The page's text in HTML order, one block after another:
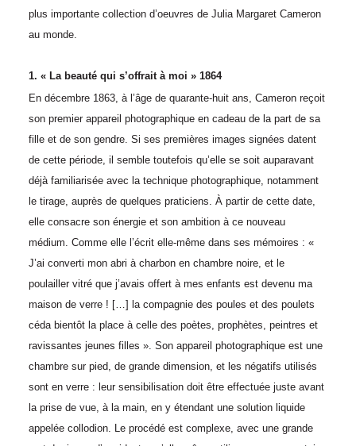
plus importante collection d’oeuvres de Julia Margaret Cameron
au monde.
1. « La beauté qui s’offrait à moi » 1864
En décembre 1863, à l’âge de quarante-huit ans, Cameron reçoit
son premier appareil photographique en cadeau de la part de sa
fille et de son gendre. Si ses premières images signées datent
de cette période, il semble toutefois qu’elle se soit auparavant
déjà familiarisée avec la technique photographique, notamment
le tirage, auprès de quelques praticiens. À partir de cette date,
elle consacre son énergie et son ambition à ce nouveau
médium. Comme elle l’écrit elle-même dans ses mémoires : «
J’ai converti mon abri à charbon en chambre noire, et le
poulailler vitré que j’avais offert à mes enfants est devenu ma
maison de verre ! […] la compagnie des poules et des poulets
céda bientôt la place à celle des poètes, prophètes, peintres et
ravissantes jeunes filles ». Son appareil photographique est une
chambre sur pied, de grande dimension, et les négatifs utilisés
sont en verre : leur sensibilisation doit être effectuée juste avant
la prise de vue, à la main, en y étendant une solution liquide
appelée collodion. Le procédé est complexe, avec une grande